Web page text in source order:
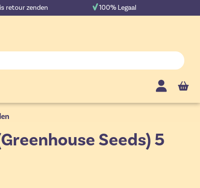
Cart
retour zenden 100% Legaal
Seeds) 5